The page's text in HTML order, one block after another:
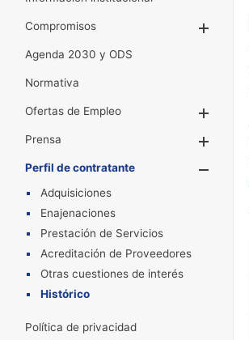
Compromisos
Agenda 2030 y ODS
Normativa
Ofertas de Empleo
Prensa
Perfil de contratante
Adquisiciones
Enajenaciones
Prestación de Servicios
Acreditación de Proveedores
Otras cuestiones de interés
Histórico
Política de privacidad